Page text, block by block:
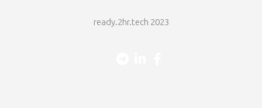
ready.2hr.tech 2023